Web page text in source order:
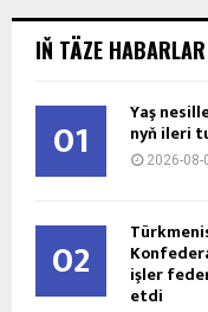
IŇ TÄZE HABARLAR
01 Ýaş
nyň ile­ri
2026-08-
02 işler
etdi